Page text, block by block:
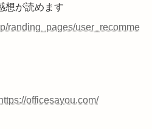
想が読めます
randing_pages/user_recomme
https://officesayou.com/